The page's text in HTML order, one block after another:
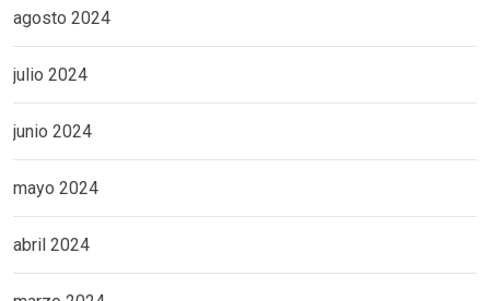
agosto 2024
julio 2024
junio 2024
mayo 2024
abril 2024